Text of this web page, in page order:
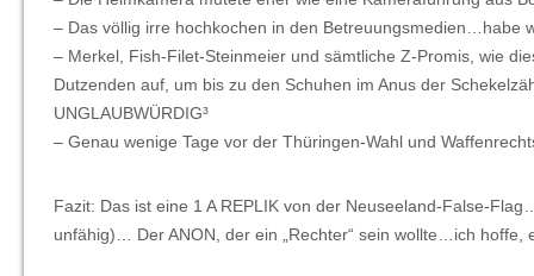
– Das völlig irre hochkochen in den Betreuungsmedien…habe
– Merkel, Fish-Filet-Steinmeier und sämtliche Z-Promis, wie
Dutzenden auf, um bis zu den Schuhen im Anus der
UNGLAUBWÜRDIG³
– Genau wenige Tage vor der Thüringen-Wahl und
Fazit: Das ist eine 1 A REPLIK von der Neuseeland-False-
unfähig)… Der ANON, der ein „Rechter“ sein wollte…ich